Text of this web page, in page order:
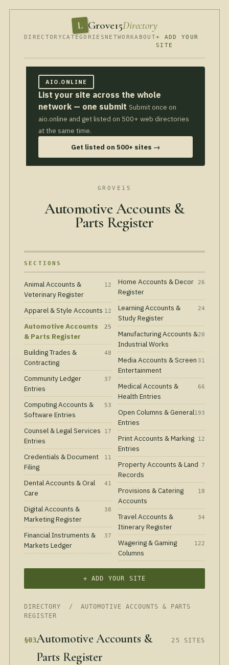
L Grove15Directory
DIRECTORY CATEGORIESNETWORKABOUT+ ADD YOUR
SITE
AIO.ONLINE
List your site across the whole
network — one submit Submit once on
aio.online and get listed on 500+ web directories
at the same time.
Get listed on 500+ sites →
GROVE15
Automotive Accounts &
Parts Register
SECTIONS
Animal Accounts &
Veterinary Register
12
Apparel & Style Accounts 12
Automotive Accounts
& Parts Register
25
Building Trades &
Contracting
48
Community Ledger
Entries
37
Computing Accounts &
Software Entries
53
Counsel & Legal Services
Entries
17
Credentials & Document
Filing
11
Dental Accounts & Oral
Care
41
Digital Accounts &
Marketing Register
38
Financial Instruments &
Markets Ledger
37
Home Accounts & Decor
Register
26
Learning Accounts &
Study Register
24
Manufacturing Accounts &
Industrial Works
20
Media Accounts & Screen
Entertainment
31
Medical Accounts &
Health Entries
66
Open Columns & General
Entries
193
Print Accounts & Marking
Entries
12
Property Accounts & Land
Records
7
Provisions & Catering
Accounts
18
Travel Accounts &
Itinerary Register
34
Wagering & Gaming
Columns
122
+ ADD YOUR SITE
DIRECTORY / AUTOMOTIVE ACCOUNTS & PARTS
REGISTER
§03Automotive Accounts &
Parts Register
25 SITES